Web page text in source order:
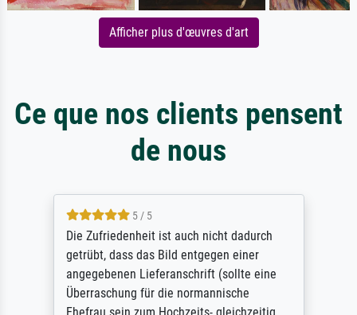
Afficher plus d'œuvres d'art
Ce que nos clients pensent
de nous
5 / 5
Die Zufriedenheit ist auch nicht dadurch
getrübt, dass das Bild entgegen einer
angegebenen Lieferanschrift (sollte eine
Überraschung für die normannische